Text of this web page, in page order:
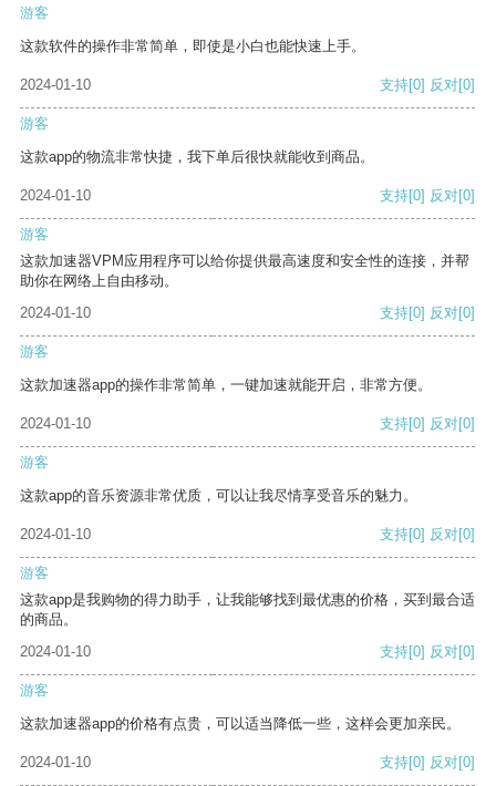
游客
这款软件的操作非常简单，即使是小白也能快速上手。
2024-01-10 支持[0] 反对[0]
游客
这款app的物流非常快捷，我下单后很快就能收到商品。
2024-01-10 支持[0] 反对[0]
游客
这款加速器VPM应用程序可以给你提供最高速度和安全性的连接，并帮
助你在网络上自由移动。
2024-01-10
支持[0] 反对[0]
游客
这款加速器app的操作非常简单，一键加速就能开启，非常方便。
2024-01-10 支持[0] 反对[0]
游客
这款app的音乐资源非常优质，可以让我尽情享受音乐的魅力。
2024-01-10 支持[0] 反对[0]
游客
这款app是我购物的得力助手，让我能够找到最优惠的价格，买到最合适
的商品。
2024-01-10
支持[0] 反对[0]
游客
这款加速器app的价格有点贵，可以适当降低一些，这样会更加亲民。
2024-01-10 支持[0] 反对[0]